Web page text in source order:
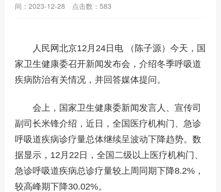
间：2023-12-28
点击数： 583
人民网北京12月24日电 （陈子源）今天，国
家卫生健康委召开新闻发布会，介绍冬季呼吸道
疾病防治有关情况，并回答媒体提问。
会上，国家卫生健康委新闻发言人、宣传司
副司长米锋介绍，近日，全国医疗机构门、急诊
呼吸道疾病诊疗量总体继续呈波动下降趋势。数
据显示，12月22日，全国二级以上医疗机构门、
急诊呼吸道疾病总诊疗量较上周同期下降8.2%，
较高峰期下降30.02%。